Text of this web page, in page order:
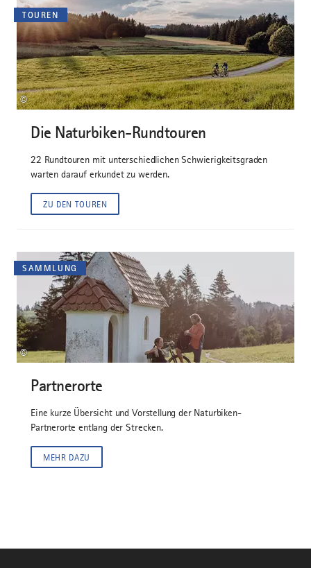
TOUREN
©
Die Naturbiken-Rundtouren
22 Rundtouren mit unterschiedlichen Schwierigkeitsgraden
warten darauf erkundet zu werden.
ZU DEN TOUREN
SAMMLUNG
©
Partnerorte
Eine kurze Übersicht und Vorstellung der Naturbiken-
Partnerorte entlang der Strecken.
MEHR DAZU